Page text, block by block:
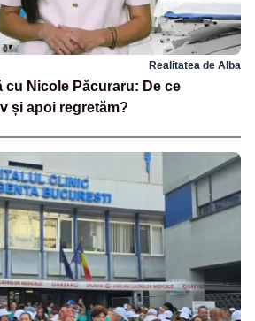
Realitatea de Alba
cu Nicole Păcuraru: De ce
și apoi regretăm?